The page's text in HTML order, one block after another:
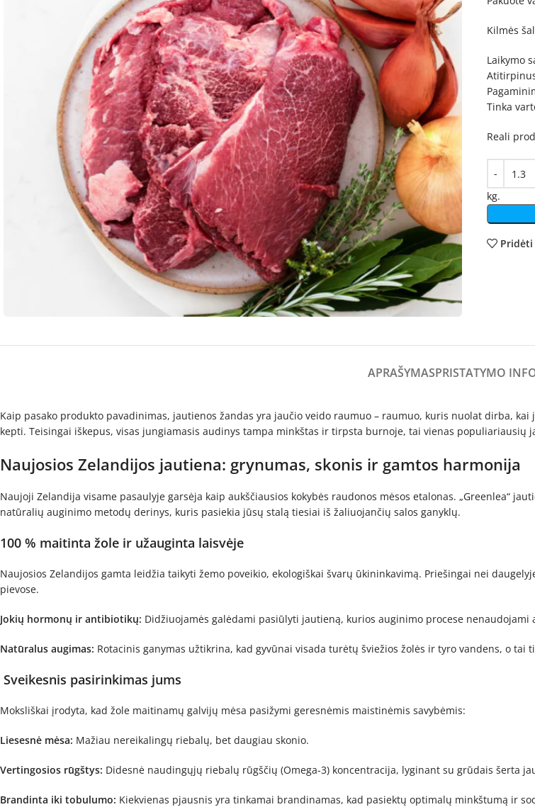
Kilmės
Laikymo
Tinka
Reali
kg.
Pridėti
APRAŠYMASPRISTATYMO
Kaip pasako produkto pavadinimas, jautienos žandas yra jaučio veido raumuo – raumuo, kuris nuolat dirba,
kepti. Teisingai iškepus, visas jungiamasis audinys tampa minkštas ir tirpsta burnoje, tai vienas populiariausių
Naujosios Zelandijos jautiena: grynumas, skonis ir gamtos harmonija
Naujoji Zelandija visame pasaulyje garsėja kaip aukščiausios kokybės raudonos mėsos etalonas. „Greenlea“
natūralių auginimo metodų derinys, kuris pasiekia jūsų stalą tiesiai iš žaliuojančių salos ganyklų.
100 % maitinta žole ir užauginta laisvėje
Naujosios Zelandijos gamta leidžia taikyti žemo poveikio, ekologiškai švarų ūkininkavimą. Priešingai nei
pievose.
Jokių hormonų ir antibiotikų: Didžiuojamės galėdami pasiūlyti jautieną, kurios auginimo procese
Natūralus augimas: Rotacinis ganymas užtikrina, kad gyvūnai visada turėtų šviežios žolės ir tyro vandens, o tai
Sveikesnis pasirinkimas jums
Moksliškai įrodyta, kad žole maitinamų galvijų mėsa pasižymi geresnėmis maistinėmis savybėmis:
Liesesnė mėsa: Mažiau nereikalingų riebalų, bet daugiau skonio.
Vertingosios rūgštys: Didesnė naudingųjų riebalų rūgščių (Omega-3) koncentracija, lyginant su grūdais šerta
Brandinta iki tobulumo: Kiekvienas pjausnis yra tinkamai brandinamas, kad pasiektų optimalų minkštumą ir